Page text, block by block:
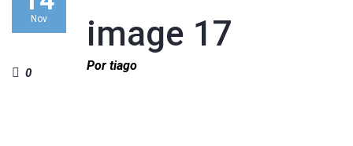
image 17
Nov
Por tiago
0